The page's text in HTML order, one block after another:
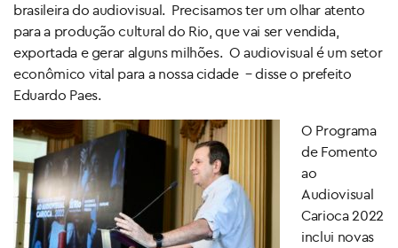
brasileira do audiovisual. Precisamos ter um olhar atento
para a produção cultural do Rio, que vai ser vendida,
exportada e gerar alguns milhões. O audiovisual é um setor
econômico vital para a nossa cidade – disse o prefeito
Eduardo Paes.
O Programa
de Fomento
ao
Audiovisual
Carioca 2022
inclui novas